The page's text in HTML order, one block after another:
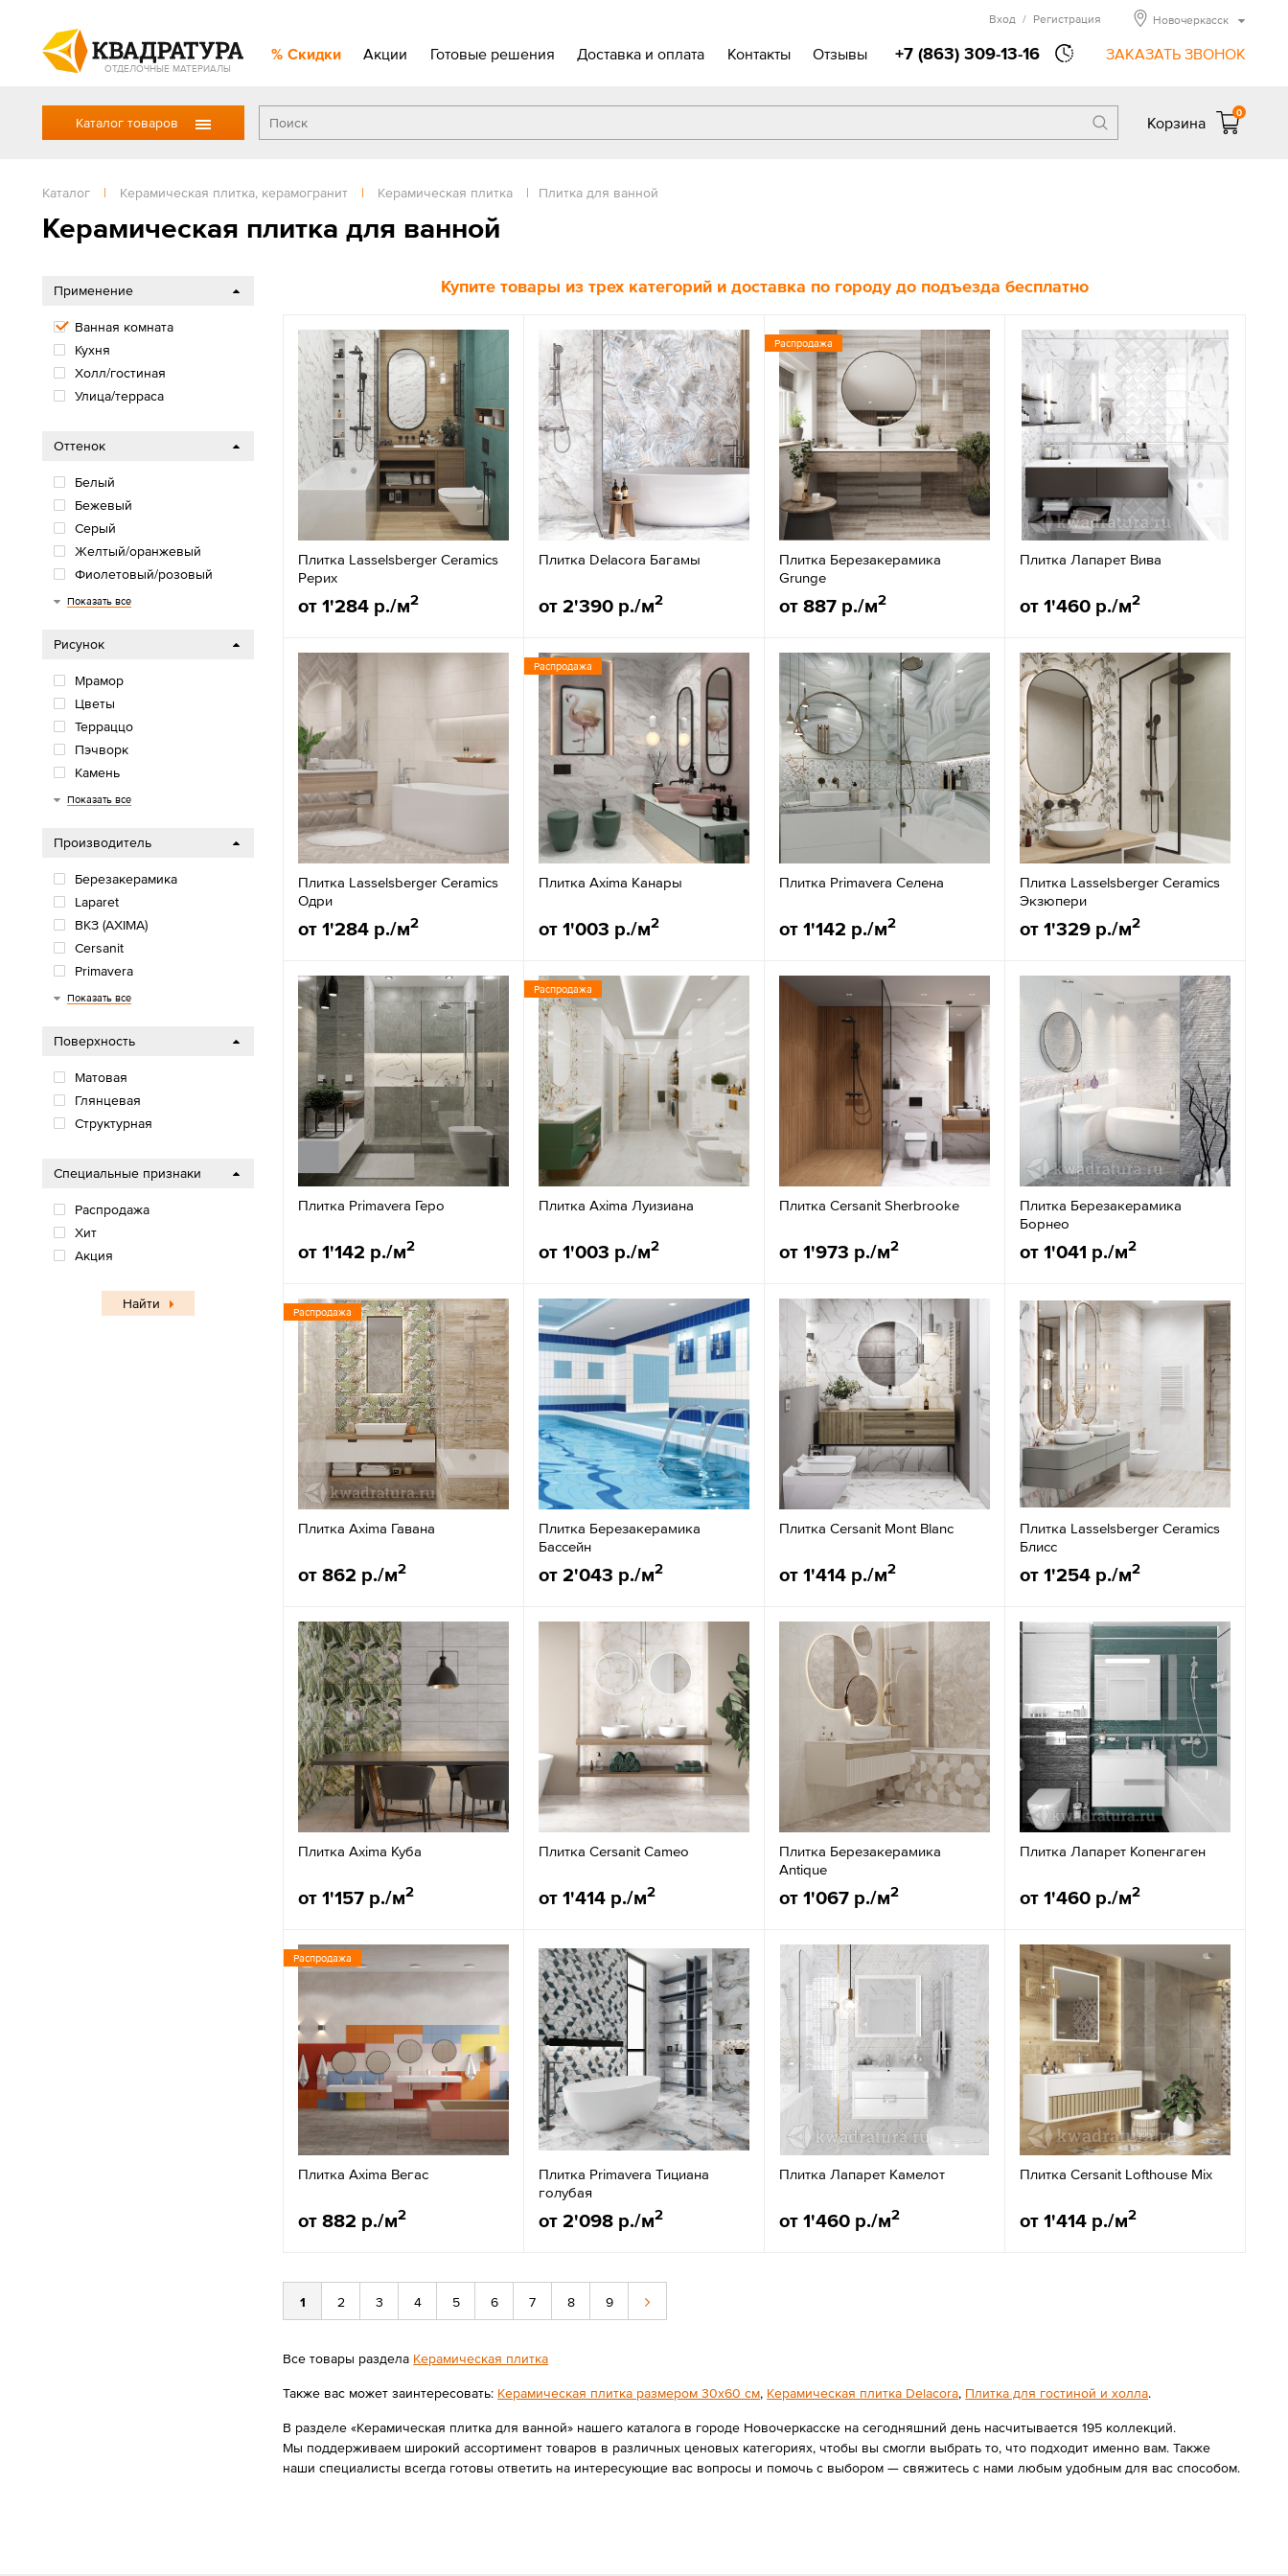
ОТДЕЛОЧНЫЕ МАТЕРИАЛЫ
Скидки Акции Готовые решения Доставка и оплата Контакты Отзывы +7 (863) 309-13-16 ЗАКАЗАТЬ ЗВОНОК
Вход / Регистрация Новочеркасск
Каталог товаров Корзина
0
Каталог | Керамическая плитка, керамогранит | Керамическая плитка | Плитка для ванной
Керамическая плитка для ванной
Купите товары из трех категорий и доставка по городу до подъезда бесплатно
Плитка Lasselsberger Ceramics
Рерих
от 1'284 р./м2
Плитка Delacora Багамы
от 2'390 р./м2
Распродажа
Плитка Березакерамика
Grunge
от 887 р./м2
Плитка Лапарет Вива
от 1'460 р./м2
Плитка Lasselsberger Ceramics
Одри
от 1'284 р./м2
Распродажа
Плитка Axima Канары
от 1'003 р./м2
Плитка Primavera Селена
от 1'142 р./м2
Плитка Lasselsberger Ceramics
Экзюпери
от 1'329 р./м2
Плитка Primavera Геро
от 1'142 р./м2
Распродажа
Плитка Axima Луизиана
от 1'003 р./м2
Плитка Cersanit Sherbrooke
от 1'973 р./м2
Плитка Березакерамика
Борнео
от 1'041 р./м2
Распродажа
Плитка Axima Гавана
от 862 р./м2
Плитка Березакерамика
Бассейн
от 2'043 р./м2
Плитка Cersanit Mont Blanc
от 1'414 р./м2
Плитка Lasselsberger Ceramics
Блисс
от 1'254 р./м2
Плитка Axima Куба
от 1'157 р./м2
Плитка Cersanit Cameo
от 1'414 р./м2
Плитка Березакерамика
Antique
от 1'067 р./м2
Плитка Лапарет Копенгаген
от 1'460 р./м2
Распродажа
Плитка Axima Вегас
от 882 р./м2
Плитка Primavera Тициана
голубая
от 2'098 р./м2
Плитка Лапарет Камелот
от 1'460 р./м2
Плитка Cersanit Lofthouse Mix
от 1'414 р./м2
1 2 3 4 5 6 7 8 9
Все товары раздела Керамическая плитка
Также вас может заинтересовать: Керамическая плитка размером 30x60 см, Керамическая плитка Delacora, Плитка для гостиной и холла.
В разделе «Керамическая плитка для ванной» нашего каталога в городе Новочеркасске на сегодняшний день насчитывается 195 коллекций.
Мы поддерживаем широкий ассортимент товаров в различных ценовых категориях, чтобы вы смогли выбрать то, что подходит именно вам. Также
наши специалисты всегда готовы ответить на интересующие вас вопросы и помочь с выбором — свяжитесь с нами любым удобным для вас способом.
Применение
Ванная комната
Кухня
Холл/гостиная
Улица/терраса
Оттенок
Белый
Бежевый
Серый
Желтый/оранжевый
Фиолетовый/розовый
Красный/бордо
Синий/голубой
Зелёный
Коричневый
Черный
Показать все
Рисунок
Мрамор
Цветы
Терраццо
Пэчворк
Камень
Дерево
Однотонная
Бетон/Цемент
Полосы
Мозаика
Кирпич
Обои/Ткань
Орнамент
Показать все
Производитель
Березакерамика
Laparet
ВКЗ (AXIMA)
Cersanit
Primavera
Artkera
AltaCera
Delacora
Alma Ceramica
New Trend
Unitile
LCM
Global Tile
Lasselsberger Ceramics
Azori
Керамин
Показать все
Поверхность
Матовая
Глянцевая
Структурная
Специальные признаки
Распродажа
Хит
Акция
Найти